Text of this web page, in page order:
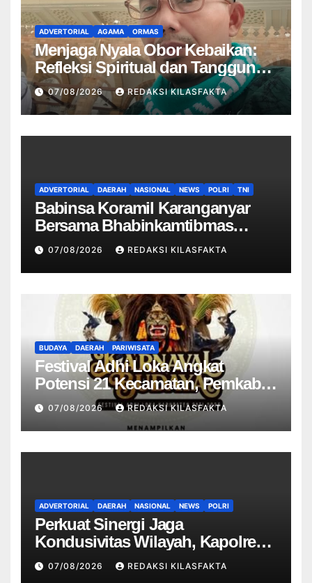
ADVERTORIAL AGAMA ORMAS
Menjaga Nyala Obor Kebaikan:
Refleksi Spiritual dan Tanggung
Jawab Moral di Balik Peringatan
Haul
07/08/2026 REDAKSI KILASFAKTA
ADVERTORIAL DAERAH NASIONAL NEWS POLRI TNI
Babinsa Koramil Karanganyar
Bersama Bhabinkamtibmas
Berikan Pembinaan Kepada
Linmas
07/08/2026 REDAKSI KILASFAKTA
BUDAYA DAERAH PARIWISATA
Festival Adhi Loka Angkat
Potensi 21 Kecamatan, Pemkab
Pati Promosikan Budaya dan
Produk Lokal
07/08/2026 REDAKSI KILASFAKTA
ADVERTORIAL DAERAH NASIONAL NEWS POLRI
Perkuat Sinergi Jaga
Kondusivitas Wilayah, Kapolres
Ngawi Pimpin Curhat Kamtibmas
07/08/2026 REDAKSI KILASFAKTA